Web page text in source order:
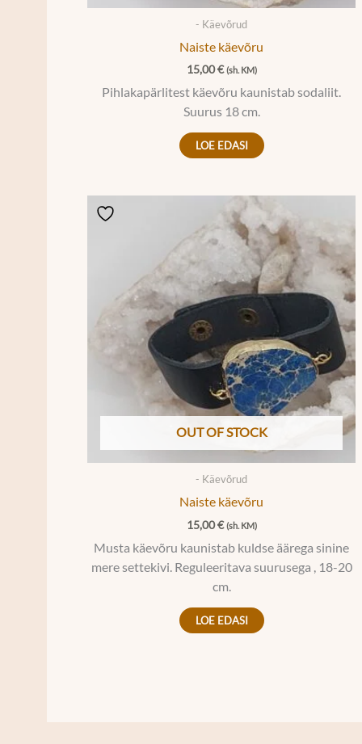
- Käevõrud
Naiste käevõru
15,00€ (sh. KM)
Pihlakapärlitest käevõru kaunistab sodaliit.
Suurus 18 cm.
LOE EDASI
OUT OF STOCK
- Käevõrud
Naiste käevõru
15,00€ (sh. KM)
Musta käevõru kaunistab kuldse äärega sinine
mere settekivi. Reguleeritava suurusega , 18-20
cm.
LOE EDASI